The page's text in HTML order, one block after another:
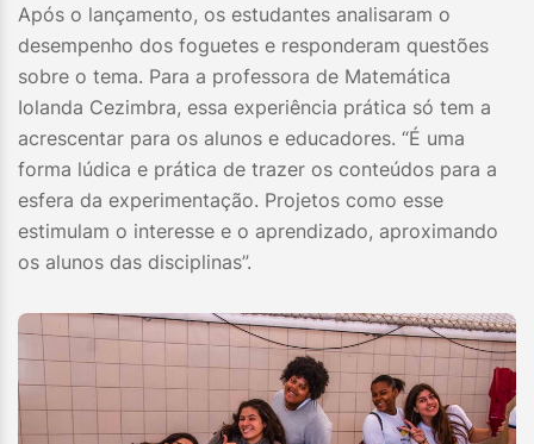
Após o lançamento, os estudantes analisaram o
desempenho dos foguetes e responderam questões
sobre o tema. Para a professora de Matemática
Iolanda Cezimbra, essa experiência prática só tem a
acrescentar para os alunos e educadores. “É uma
forma lúdica e prática de trazer os conteúdos para a
esfera da experimentação. Projetos como esse
estimulam o interesse e o aprendizado, aproximando
os alunos das disciplinas”.